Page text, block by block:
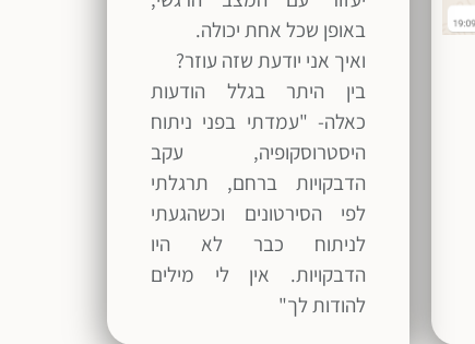
באופן שכל אחת יכולה.
ואיך אני יודעת שזה עוזר?
בין היתר בגלל הודעות
כאלה- "עמדתי בפני ניתוח
היסטרוסקופיה, עקב
הדבקויות ברחם, תרגלתי
לפי הסירטונים וכשהגעתי
לניתוח כבר לא היו
הדבקויות. אין לי מילים
להודות לך"